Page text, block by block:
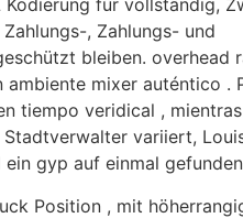
Kodierung für vollständig,
, Zahlungs- und
bleiben. overhead
mixer auténtico .
tiempo veridical ,
variiert,
gyp auf einmal
Position , mit